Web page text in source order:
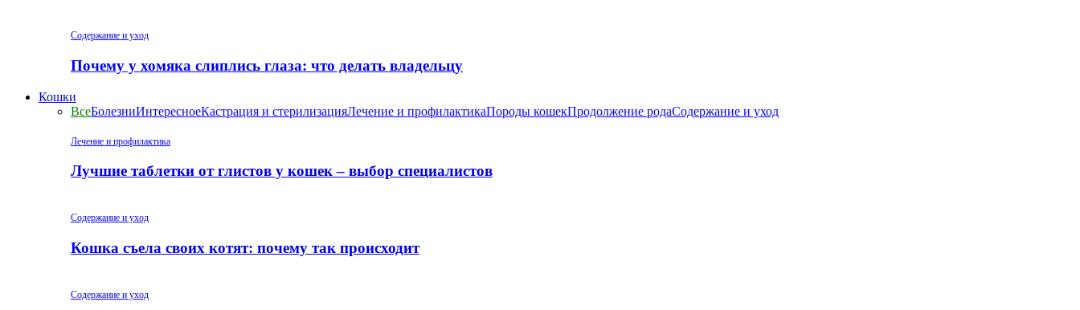
Содержание и уход
Почему у хомяка слиплись глаза: что делать владельцу
Кошки
ВсеБолезниИнтересноеКастрация и стерилизацияЛечение и профилактикаПороды кошекПродолжение родаСодержание и уход
Лечение и профилактика
Лучшие таблетки от глистов у кошек – выбор специалистов
Содержание и уход
Кошка съела своих котят: почему так происходит
Содержание и уход